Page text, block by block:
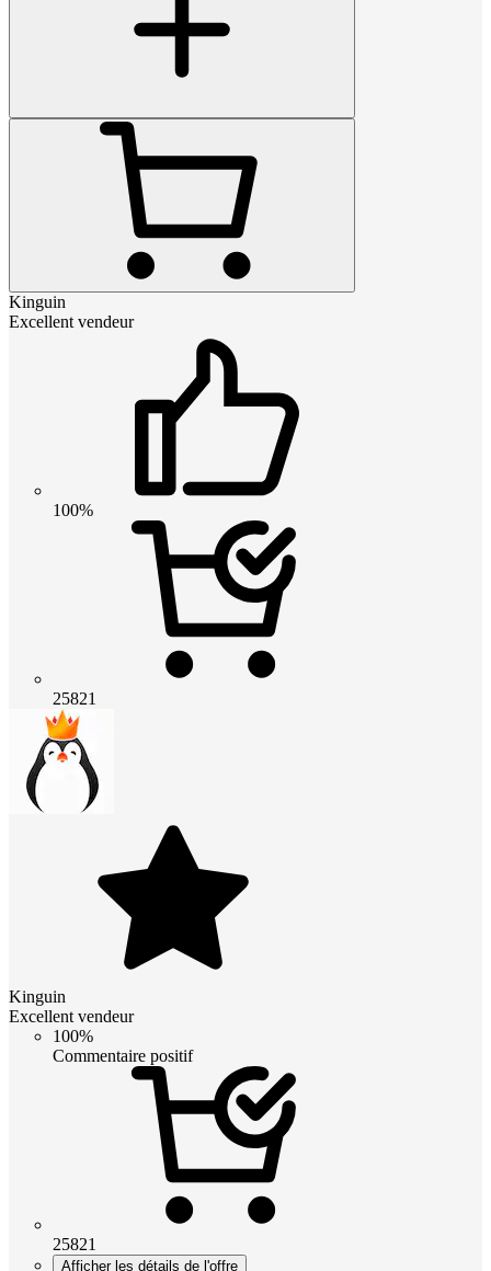
Kinguin
Excellent vendeur
100%
25821
Kinguin
Excellent vendeur
100%
Commentaire positif
25821
Afficher les détails de l'offre